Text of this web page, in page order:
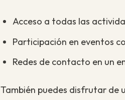
Acceso a todas las
Participación en eventos
Redes de contacto en un
También puedes disfrutar de